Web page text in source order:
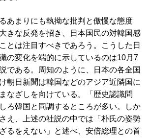
あまりにも執拗な批判と傲慢な態度
きな反発を招き、日本国民の対韓国感
とは注目すべきであろう。こうした日
の変化を端的に示しているのは10月7
である。周知のように、日本の各全国
朝日新聞は韓国などのアジア近隣国に
なざしを向けている。「歴史認識問
ろ韓国と同調するところが多い。しか
え、上述の社説の中では「朴氏の姿勢
るをえない」と述べ、安倍総理との首